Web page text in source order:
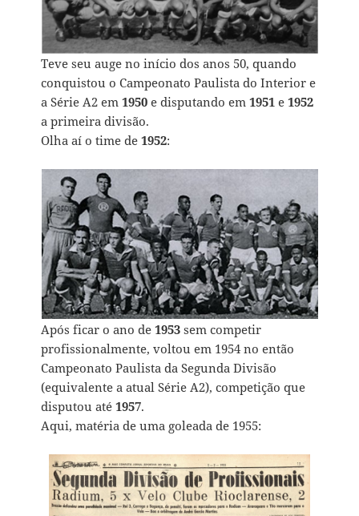
Teve seu auge no início dos anos 50, quando
conquistou o Campeonato Paulista do Interior e
a Série A2 em1950 e disputando em1951 e1952
a primeira divisão.
Olha aí o time de1952:
Após ficar o ano de1953 sem competir
profissionalmente, voltou em 1954 no então
Campeonato Paulista da Segunda Divisão
(equivalente a atual Série A2), competição que
disputou até1957.
Aqui, matéria de uma goleada de 1955: